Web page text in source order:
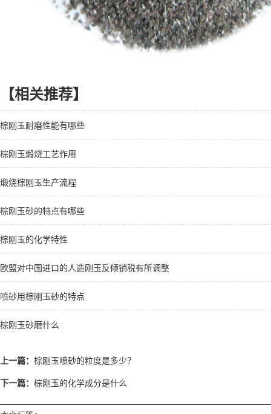
【相关推荐】
棕刚玉耐磨性能有哪些
棕刚玉煅烧工艺作用
煅烧棕刚玉生产流程
棕刚玉砂的特点有哪些
棕刚玉的化学特性
欧盟对中国进口的人造刚玉反倾销税有所调整
喷砂用棕刚玉砂的特点
棕刚玉砂磨什么
上一篇： 棕刚玉喷砂的粒度是多少？
下一篇： 棕刚玉的化学成分是什么